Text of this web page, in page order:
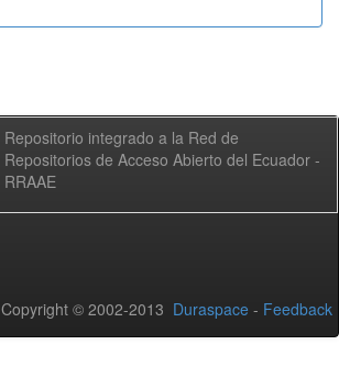
Repositorio integrado a la Red de
Repositorios de Acceso Abierto del Ecuador -
RRAAE
Copyright © 2002-2013 Duraspace - Feedback